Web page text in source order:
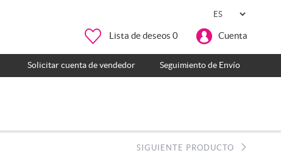
Lista de deseos 0 Cuenta
Solicitar cuenta de vendedor Seguimiento de Envío
SIGUIENTE PRODUCTO